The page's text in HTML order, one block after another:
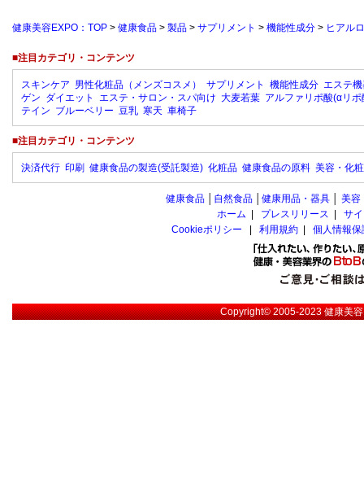
健康美容EXPO：TOP > 健康食品 > 製品 > サプリメント > 機能性成分 > ヒアル
■注目カテゴリ・コンテンツ
スキンケア 男性化粧品（メンズコスメ） サプリメント 機能性成分 エステ
ゲン ダイエット エステ・サロン・スパ向け 大麦若葉 アルファリポ酸(αリポ
テイン ブルーベリー 豆乳 寒天 車椅子
■注目カテゴリ・コンテンツ
決済代行 印刷 健康食品の製造(受託製造) 化粧品 健康食品の原料 美容・化
健康食品 自然食品 健康用品・器具 美容
ホーム
プレスリリース
サ
Cookieポリシー
利用規約 個人情報
Copyright© 2005-2023健康美